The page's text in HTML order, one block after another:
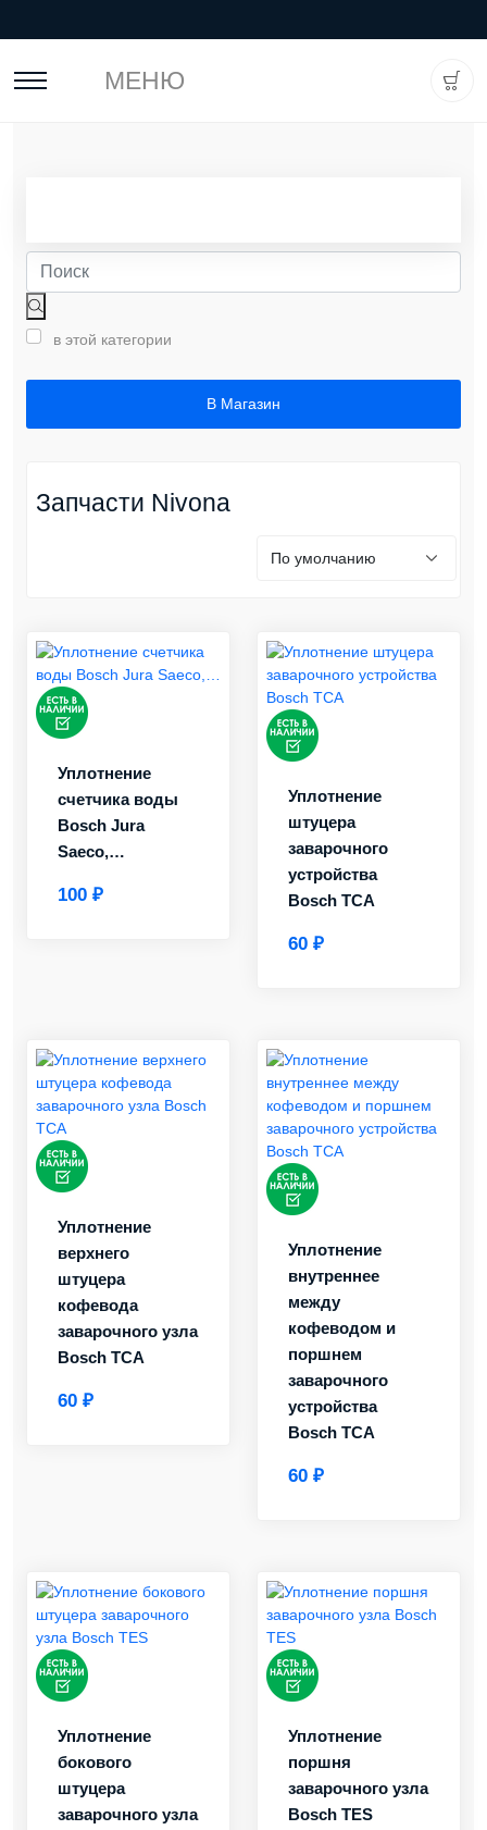
МЕНЮ
в этой категории
В Магазин
Запчасти Nivona
Уплотнение
счетчика воды
Bosch Jura
Saeco,…
100 ₽
Уплотнение
штуцера
заварочного
устройства
Bosch TCA
60 ₽
Уплотнение
верхнего
штуцера
кофевода
заварочного узла
Bosch TCA
60 ₽
Уплотнение
внутреннее
между
кофеводом и
поршнем
заварочного
устройства
Bosch TCA
60 ₽
Уплотнение
бокового
штуцера
заварочного узла
Уплотнение
поршня
заварочного узла
Bosch TES